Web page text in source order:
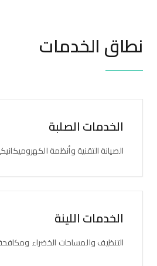
نطاق الخدمات
الخدمات الصلبة
الصيانة التقنية وأنظمة
الخدمات اللينة
التنظيف والمساحات الخضراء